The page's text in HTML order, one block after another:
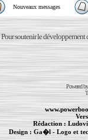
Nouveaux messages
Pour soutenir le développement
Powered
Rédaction :
Design : Ga�l- Logo et